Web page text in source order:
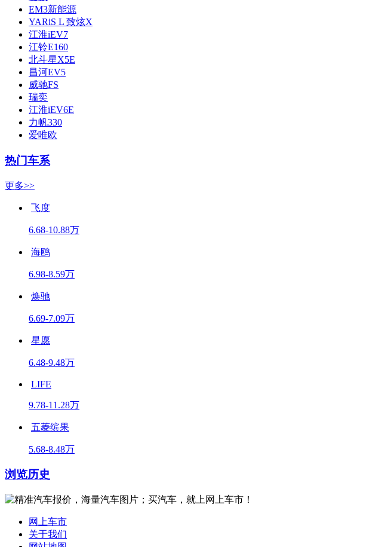
EM3新能源
YARiS L 致炫X
江淮iEV7
江铃E160
北斗星X5E
昌河EV5
威驰FS
瑞奕
江淮iEV6E
力帆330
爱唯欧
热门车系
更多>>
飞度
6.68-10.88万
海鸥
6.98-8.59万
焕驰
6.69-7.09万
星愿
6.48-9.48万
LIFE
9.78-11.28万
五菱缤果
5.68-8.48万
浏览历史
网上车市
关于我们